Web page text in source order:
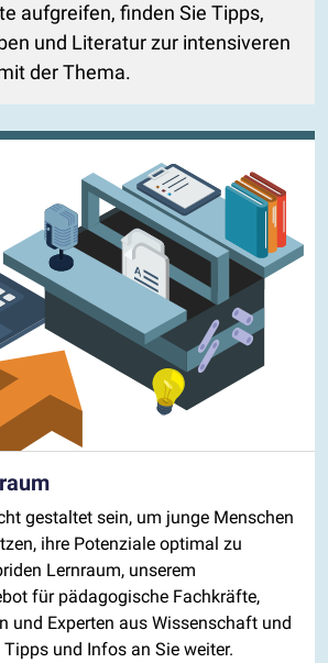
aufgreifen, finden Sie Tipps,
und Literatur zur intensiveren
der Thema.
gestaltet sein, um junge Menschen
ihre Potenziale optimal zu
Lernraum, unserem
für pädagogische Fachkräfte,
und Experten aus Wissenschaft und
und Infos an Sie weiter.